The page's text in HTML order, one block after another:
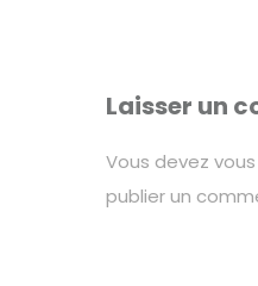
Laisser un
Vous devez
publier un